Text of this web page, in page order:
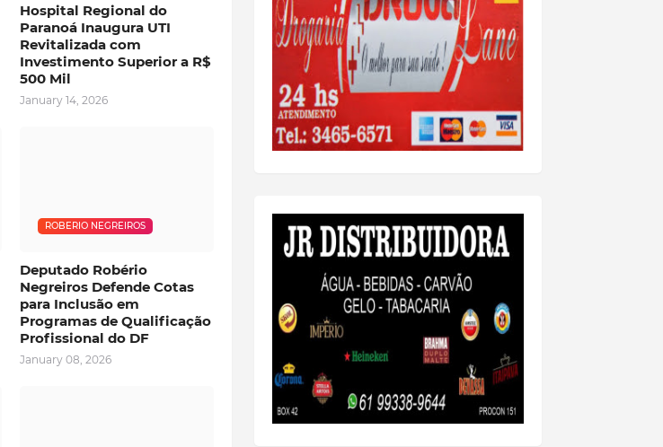
Hospital Regional do
Paranoá Inaugura UTI
Revitalizada com
Investimento Superior a R$
500 Mil
January 14, 2026
ROBERIO NEGREIROS
Deputado Robério
Negreiros Defende Cotas
para Inclusão em
Programas de Qualificação
Profissional do DF
January 08, 2026